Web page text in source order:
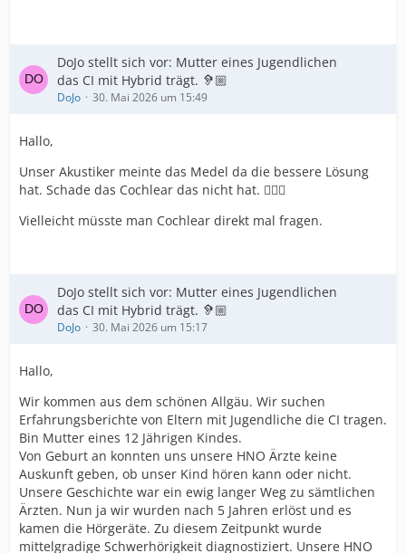
DoJo stellt sich vor: Mutter eines Jugendlichen
das CI mit Hybrid trägt. 🦻🏼
DoJo 30. Mai 2026 um 15:49
Hallo,
Unser Akustiker meinte das Medel da die bessere Lösung
hat. Schade das Cochlear das nicht hat. 🤷🏼‍♀️
Vielleicht müsste man Cochlear direkt mal fragen.
DoJo stellt sich vor: Mutter eines Jugendlichen
das CI mit Hybrid trägt. 🦻🏼
DoJo 30. Mai 2026 um 15:17
Hallo,
Wir kommen aus dem schönen Allgäu. Wir suchen
Erfahrungsberichte von Eltern mit Jugendliche die CI tragen.
Bin Mutter eines 12 Jährigen Kindes.
Von Geburt an konnten uns unsere HNO Ärzte keine
Auskunft geben, ob unser Kind hören kann oder nicht.
Unsere Geschichte war ein ewig langer Weg zu sämtlichen
Ärzten. Nun ja wir wurden nach 5 Jahren erlöst und es
kamen die Hörgeräte. Zu diesem Zeitpunkt wurde
mittelgradige Schwerhörigkeit diagnostiziert. Unsere HNO